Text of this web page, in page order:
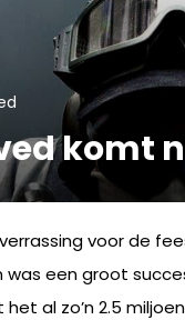
komt
voor de
een groot
al zo’n 2.5